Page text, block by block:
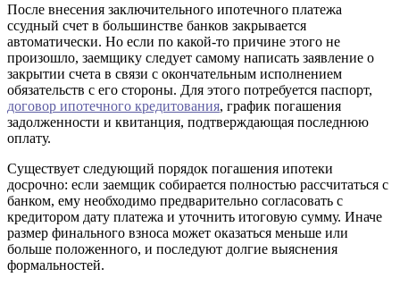
После внесения заключительного ипотечного платежа
ссудный счет в большинстве банков закрывается
автоматически. Но если по какой-то причине этого не
произошло, заемщику следует самому написать заявление о
закрытии счета в связи с окончательным исполнением
обязательств с его стороны. Для этого потребуется паспорт,
договор ипотечного кредитования, график погашения
задолженности и квитанция, подтверждающая последнюю
оплату.
Существует следующий порядок погашения ипотеки
досрочно: если заемщик собирается полностью рассчитаться с
банком, ему необходимо предварительно согласовать с
кредитором дату платежа и уточнить итоговую сумму. Иначе
размер финального взноса может оказаться меньше или
больше положенного, и последуют долгие выяснения
формальностей.